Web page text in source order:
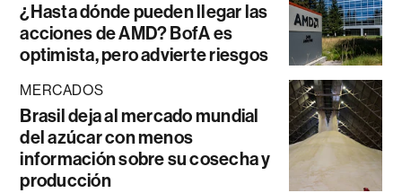
¿Hasta dónde pueden llegar las
acciones de AMD? BofA es
optimista, pero advierte riesgos
MERCADOS
Brasil deja al mercado mundial
del azúcar con menos
información sobre su cosecha y
producción